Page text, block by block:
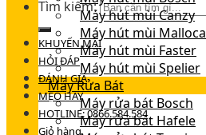
Tìm kiếm:
KHUYẾN MÃI
HỎI ĐÁP
ĐÁNH GIÁ
MẸO HAY
HOTLINE: 0866.584.584
Giỏ hàng
Máy hút mùi Canzy
Máy hút mùi Malloca
Máy hút mùi Faster
Máy hút mùi Spelier
Máy Rửa Bát
Máy rửa bát Bosch
Máy rửa bát Hafele